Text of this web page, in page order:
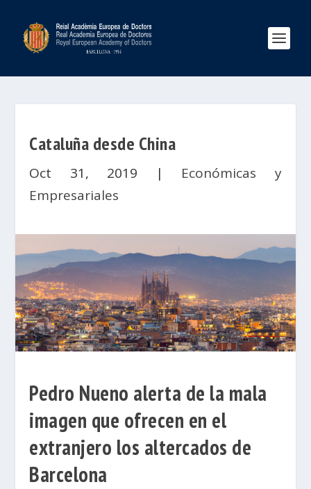
Cataluña desde China
Oct 31, 2019 | Económicas y
Empresariales
Pedro Nueno alerta de la mala
imagen que ofrecen en el
extranjero los altercados de
Barcelona